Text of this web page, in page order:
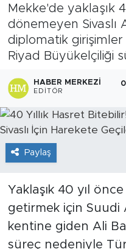
Mekke'de yaklaşık
dönemeyen Sivaslı
diplomatik girişimler
Riyad Büyükelçiliği
HABER MERKEZI
EDITÖR
Paylaş
Yaklaşık 40 yıl
getirmek için Suudi
kentine giden Ali
süreç nedeniyle
Sağlık
Sağlık Turizmi
Sanat
Spor
Teknoloji
Son Dakika
Haber Arşivi